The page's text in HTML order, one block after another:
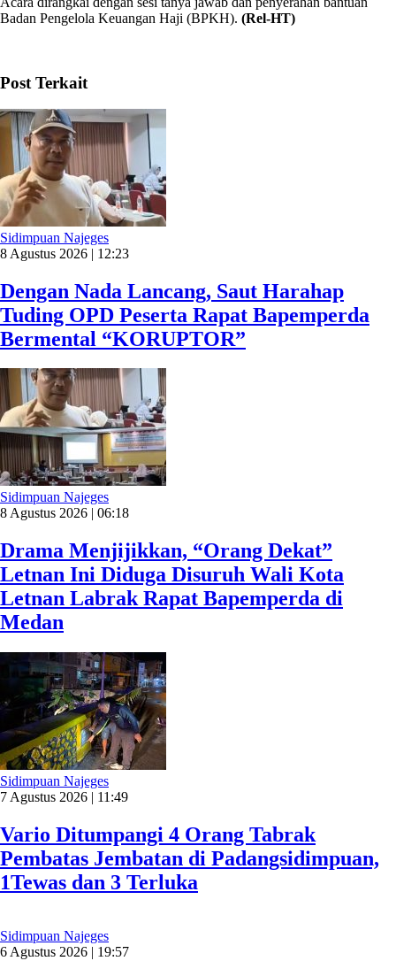
Badan Pengelola Keuangan Haji (BPKH). (Rel-HT)
Post Terkait
Sidimpuan Najeges
8 Agustus 2026 | 12:23
Dengan Nada Lancang, Saut Harahap
Tuding OPD Peserta Rapat Bapemperda
Bermental “KORUPTOR”
Sidimpuan Najeges
8 Agustus 2026 | 06:18
Drama Menjijikkan, “Orang Dekat”
Letnan Ini Diduga Disuruh Wali Kota
Letnan Labrak Rapat Bapemperda di
Medan
Sidimpuan Najeges
7 Agustus 2026 | 11:49
Vario Ditumpangi 4 Orang Tabrak
Pembatas Jembatan di Padangsidimpuan,
1Tewas dan 3 Terluka
Sidimpuan Najeges
6 Agustus 2026 | 19:57